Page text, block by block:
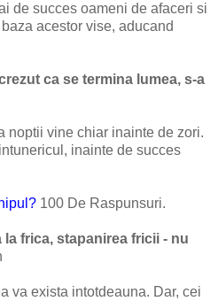
de succes oameni de afaceri si
acestor vise, aducand
ca se termina lumea, s-a
noptii vine chiar inainte de zori.
inainte de succes
100 De Raspunsuri.
frica, stapanirea fricii - nu
va exista intotdeauna. Dar, cei